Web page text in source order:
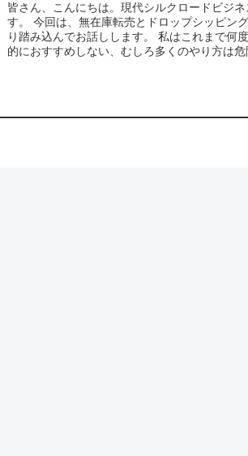
皆さん、こんにちは。現代シルクロードビジ
す。 今回は、無在庫転売とドロップシッピン
り踏み込んでお話しします。 私はこれまで何
的におすすめしない、むしろ多くのやり方は危